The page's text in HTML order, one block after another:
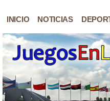
INICIO NOTICIAS